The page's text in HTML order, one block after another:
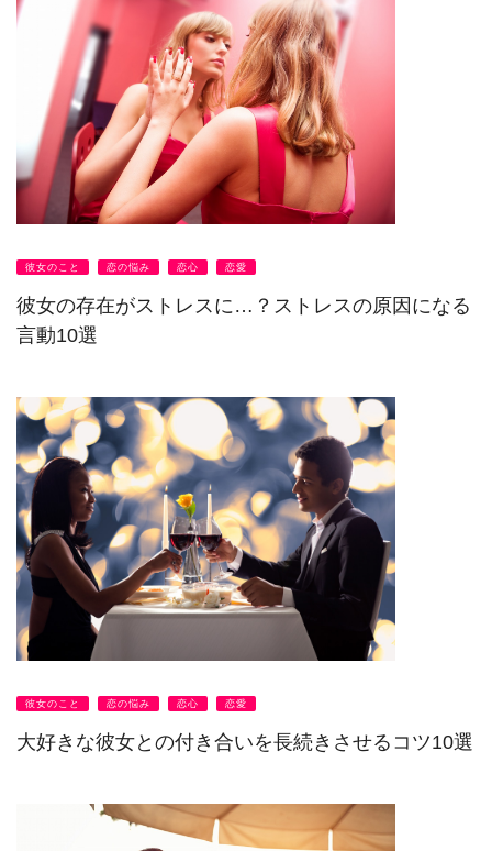
彼女のこと 恋の悩み 恋心 恋愛
彼女の存在がストレスに…？ストレスの原因になる
言動10選
彼女のこと 恋の悩み 恋心 恋愛
大好きな彼女との付き合いを長続きさせるコツ10選